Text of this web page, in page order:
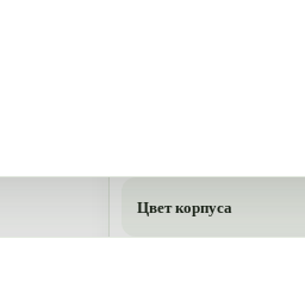
Цвет корпуса